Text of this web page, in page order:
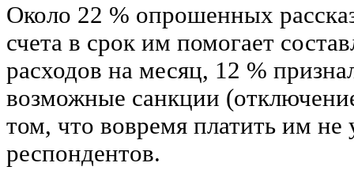
Около 22 % опрошенных
счета в срок им помогает
расходов на месяц, 12 %
возможные санкции
том, что вовремя платить им не
респондентов.